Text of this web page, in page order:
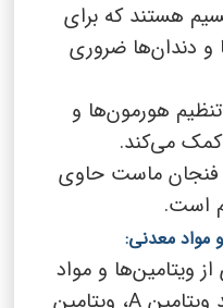
هستند که برای
دندان‌ها ضروری
هورمون‌ها و
کمک می‌کند.
فنجان ماست حاوی
ویتامین‌ها و مواد